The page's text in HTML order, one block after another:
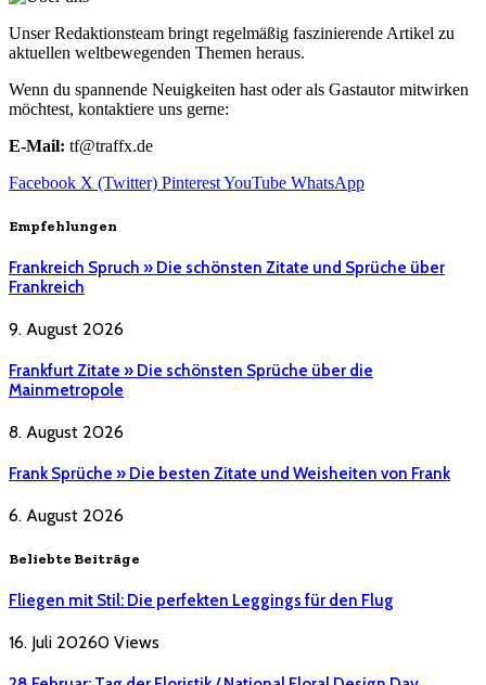
Unser Redaktionsteam bringt regelmäßig faszinierende Artikel zu
aktuellen weltbewegenden Themen heraus.
Wenn du spannende Neuigkeiten hast oder als Gastautor mitwirken
möchtest, kontaktiere uns gerne:
E-Mail: tf@traffx.de
Facebook X (Twitter) PinterestYouTube WhatsApp
Empfehlungen
Frankreich Spruch » Die schönsten Zitate und Sprüche über
Frankreich
9. August 2026
Frankfurt Zitate » Die schönsten Sprüche über die
Mainmetropole
8. August 2026
Frank Sprüche » Die besten Zitate und Weisheiten von Frank
6. August 2026
Beliebte Beiträge
Fliegen mit Stil: Die perfekten Leggings für den Flug
16. Juli 20260 Views